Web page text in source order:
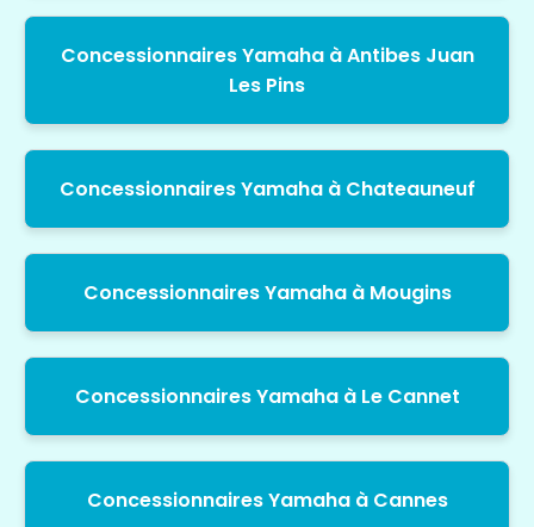
Concessionnaires Yamaha à Antibes Juan
Les Pins
Concessionnaires Yamaha à Chateauneuf
Concessionnaires Yamaha à Mougins
Concessionnaires Yamaha à Le Cannet
Concessionnaires Yamaha à Cannes